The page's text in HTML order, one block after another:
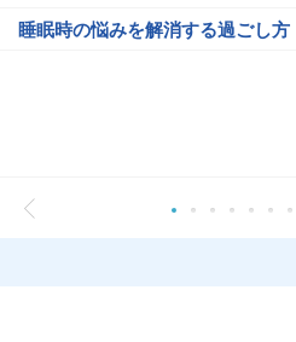
睡眠時の悩みを解消する過ごし方